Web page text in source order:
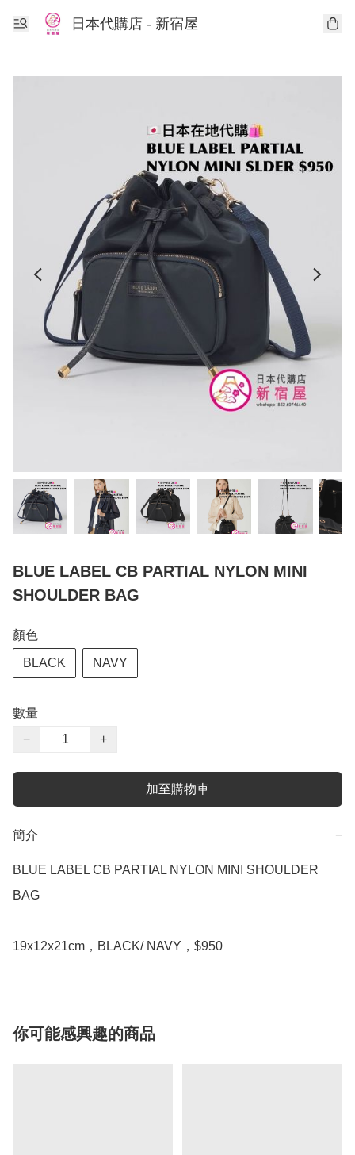
日本代購店 - 新宿屋
BLUE LABEL CB PARTIAL NYLON MINI
SHOULDER BAG
顏色
BLACK NAVY
數量
−
+
加至購物車
簡介 −
BLUE LABEL CB PARTIAL NYLON MINI SHOULDER
BAG
19x12x21cm，BLACK/ NAVY，$950
你可能感興趣的商品